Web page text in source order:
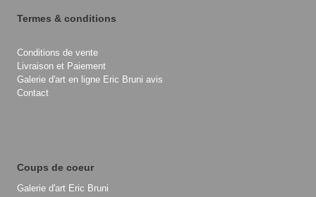
Termes & conditions
Conditions de vente
Livraison et Paiement
Galerie d'art en ligne Eric Bruni avis
Contact
Coups de coeur
Galerie d'art Eric Bruni